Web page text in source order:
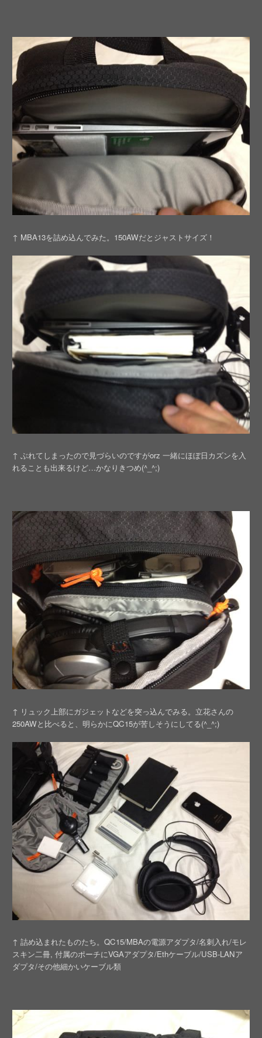
↑ MBA13を詰め込んでみた。150AWだとジャストサイズ！
↑ ぶれてしまったので見づらいのですがorz 一緒にほぼ日カズンを入
れることも出来るけど…かなりきつめ(^_^;)
↑ リュック上部にガジェットなどを突っ込んでみる。立花さんの
250AWと比べると、明らかにQC15が苦しそうにしてる(^_^;)
↑ 詰め込まれたものたち。QC15/MBAの電源アダプタ/名刺入れ/モレ
スキン二冊, 付属のポーチにVGAアダプタ/Ethケーブル/USB-LANア
ダプタ/その他細かいケーブル類